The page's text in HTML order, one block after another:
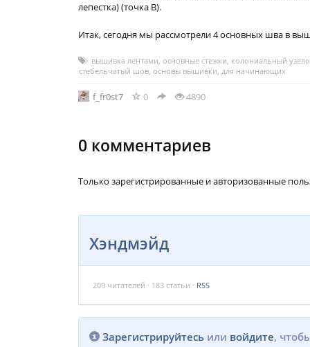
лепестка) (точка В).
Итак, сегодня мы рассмотрели 4 основных шва в
вышивка лентами, основные стежки, колониальный
стебельчатый шов, основы вышивки, для начинающих
f_fr0st7 0 4890
0 комментариев
Только зарегистрированные и авторизованные
Хэндмэйд
209 читателей · 183 статьи · RSS
Зарегистрируйтесь или войдите,